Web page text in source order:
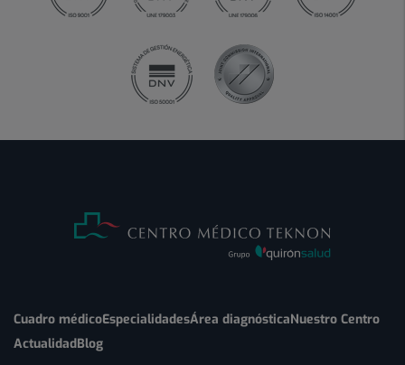
Cuadro médicoEspecialidadesÁrea diagnósticaNuestro Centro
ActualidadBlog